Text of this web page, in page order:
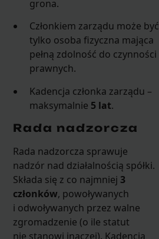
grona.
Członkiem zarządu może być
tylko osoba fizyczna mająca
pełną zdolność do czynności
prawnych.
Kadencja członka zarządu –
maksymalnie 5 lat.
Rada nadzorcza
Rada nadzorcza sprawuje
nadzór nad działalnością spółki.
Składa się z co najmniej 3
członków, powoływanych
i odwoływanych przez walne
zgromadzenie (o ile statut
nie stanowi inaczej). Kadencja